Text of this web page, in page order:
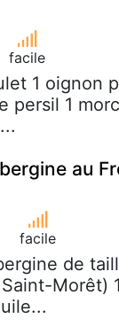
facile
1 oignon
persil 1
au
facile
de
Morêt)